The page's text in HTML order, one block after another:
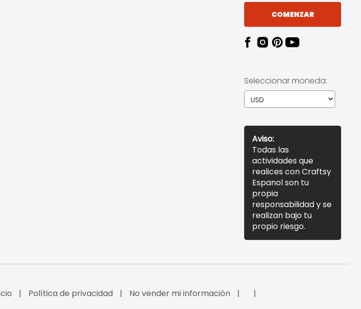
COMENZAR
Seleccionar moneda:
Aviso:
Todas las
actividades que
realices con Craftsy
Espanol son tu
propia
responsabilidad y se
realizan bajo tu
propio riesgo.
Política de privacidad
No vender mi información